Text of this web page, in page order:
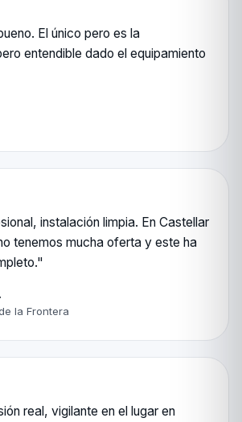
El único pero es la
entendible dado el equipamiento
instalación limpia. En Castellar
tenemos mucha oferta y este ha
la Frontera
real, vigilante en el lugar en